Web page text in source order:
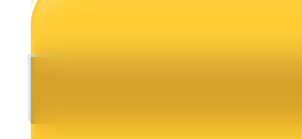
Launchpool
Đặt cọc linh hoạt để kiếm được các token phổ biến.
Khóa BTR